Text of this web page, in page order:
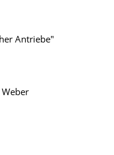
Antriebe"
Weber